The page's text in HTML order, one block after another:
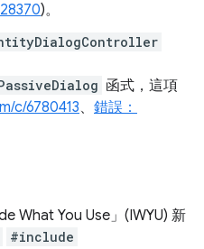
)。
函式，這項
c/6780413、 錯誤：
What You Use」(IWYU) 新
#include